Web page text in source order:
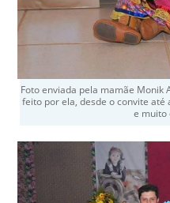
Foto enviada pela mamãe Monik
feito por ela, desde o convite
e muito